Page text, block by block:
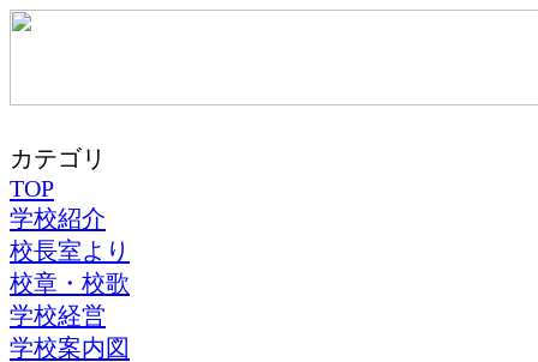
カテゴリ
TOP
学校紹介
校長室より
校章・校歌
学校経営
学校案内図